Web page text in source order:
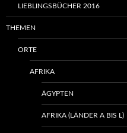
LIEBLINGSBÜCHER 2016
THEMEN
ORTE
AFRIKA
ÄGYPTEN
AFRIKA (LÄNDER A BIS L)